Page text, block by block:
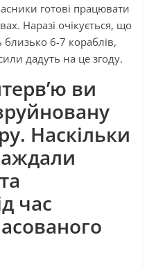
готові працювати
Наразі очікується, що
6-7 кораблів,
дадуть на це згоду.
ви
Наскільки
час